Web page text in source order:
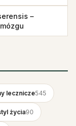
–
lecznicze545
życia90